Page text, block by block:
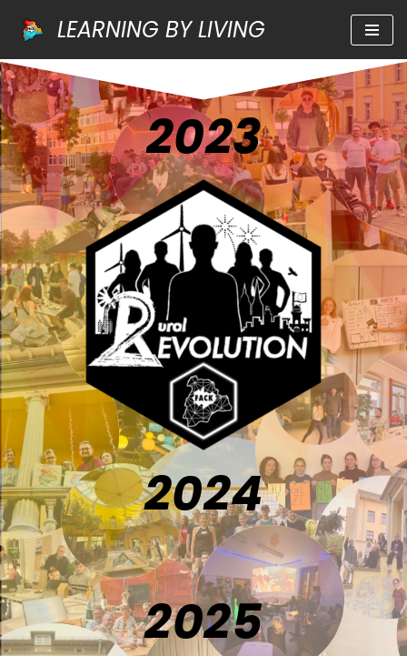
Inhalt
springen
LEARNING BY LIVING
2023
2024
2025